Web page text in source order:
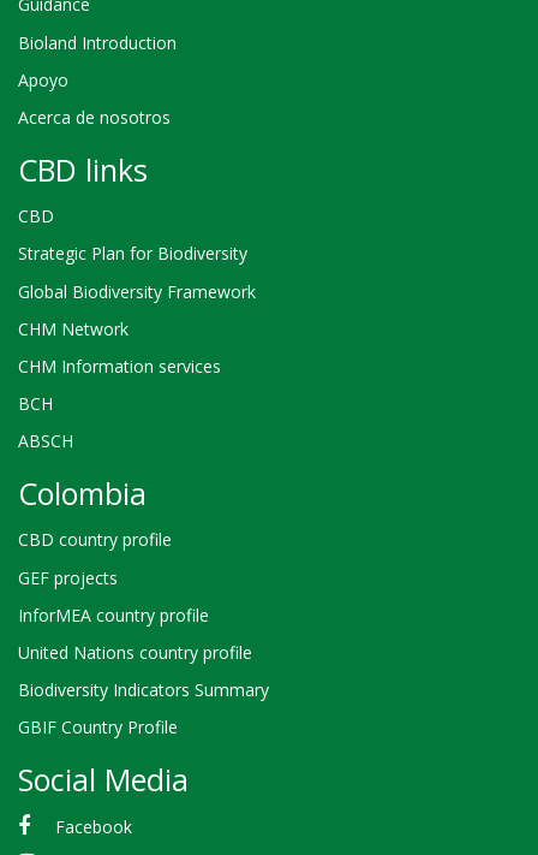
Guidance
Bioland Introduction
Apoyo
Acerca de nosotros
CBD links
CBD
Strategic Plan for Biodiversity
Global Biodiversity Framework
CHM Network
CHM Information services
BCH
ABSCH
Colombia
CBD country profile
GEF projects
InforMEA country profile
United Nations country profile
Biodiversity Indicators Summary
GBIF Country Profile
Social Media
Facebook